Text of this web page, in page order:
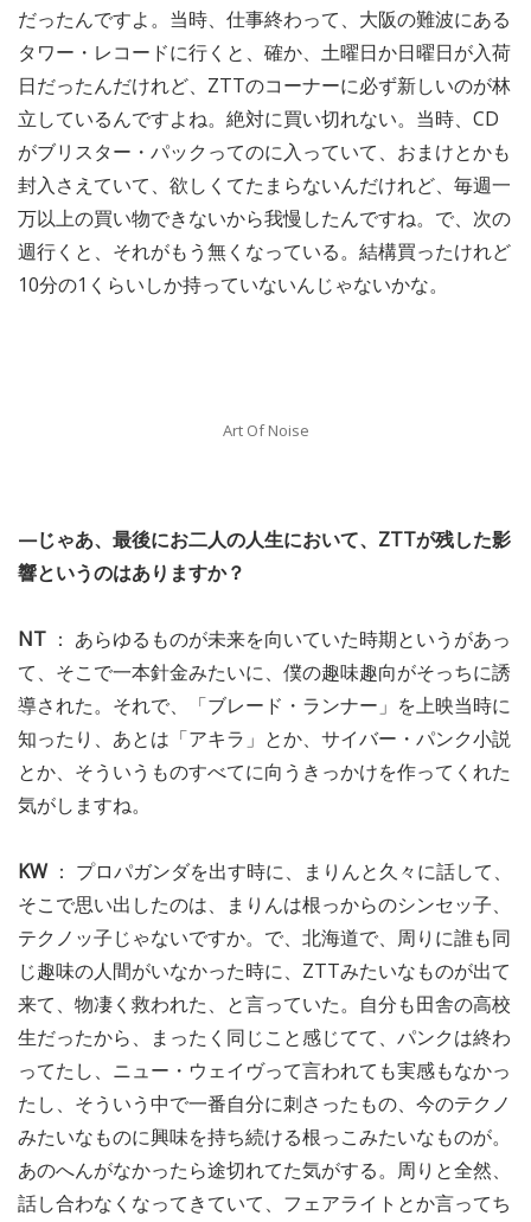
だったんですよ。当時、仕事終わって、大阪の難波にある
タワー・レコードに行くと、確か、土曜日か日曜日が入荷
日だったんだけれど、ZTTのコーナーに必ず新しいのが林
立しているんですよね。絶対に買い切れない。当時、CD
がブリスター・パックってのに入っていて、おまけとかも
封入さえていて、欲しくてたまらないんだけれど、毎週一
万以上の買い物できないから我慢したんですね。で、次の
週行くと、それがもう無くなっている。結構買ったけれど
10分の1くらいしか持っていないんじゃないかな。
Art Of Noise
—じゃあ、最後にお二人の人生において、ZTTが残した影
響というのはありますか？
NT ： あらゆるものが未来を向いていた時期というがあっ
て、そこで一本針金みたいに、僕の趣味趣向がそっちに誘
導された。それで、「ブレード・ランナー」を上映当時に
知ったり、あとは「アキラ」とか、サイバー・パンク小説
とか、そういうものすべてに向うきっかけを作ってくれた
気がしますね。
KW： プロパガンダを出す時に、まりんと久々に話して、
そこで思い出したのは、まりんは根っからのシンセッ子、
テクノッ子じゃないですか。で、北海道で、周りに誰も同
じ趣味の人間がいなかった時に、ZTTみたいなものが出て
来て、物凄く救われた、と言っていた。自分も田舎の高校
生だったから、まったく同じこと感じてて、パンクは終わ
ってたし、ニュー・ウェイヴって言われても実感もなかっ
たし、そういう中で一番自分に刺さったもの、今のテクノ
みたいなものに興味を持ち続ける根っこみたいなものが。
あのへんがなかったら途切れてた気がする。周りと全然、
話し合わなくなってきていて、フェアライトとか言ってち